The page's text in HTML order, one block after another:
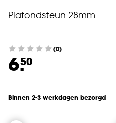
Plafondsteun 28mm
(0)
6.50
Binnen 2-3 werkdagen bezorgd